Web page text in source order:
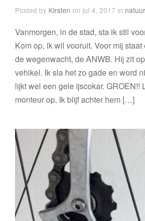
Posted by Kirsten on jul 4, 2017 in natuur
Vanmorgen, in de stad, sta ik stil
Kom op, ik wil vooruit. Voor mij
de wegenwacht, de ANWB. Hij zit
vehikel. Ik sla het zo gade en word
lijkt wel een gele ijscokar. GROEN!!
monteur op. Ik blijf achter hem […]